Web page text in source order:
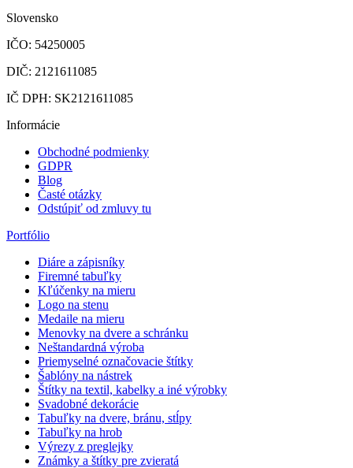
Slovensko
IČO: 54250005
DIČ: 2121611085
IČ DPH: SK2121611085
Informácie
Obchodné podmienky
GDPR
Blog
Časté otázky
Odstúpiť od zmluvy tu
Portfólio
Diáre a zápisníky
Firemné tabuľky
Kľúčenky na mieru
Logo na stenu
Medaile na mieru
Menovky na dvere a schránku
Neštandardná výroba
Priemyselné označovacie štítky
Šablóny na nástrek
Štítky na textil, kabelky a iné výrobky
Svadobné dekorácie
Tabuľky na dvere, bránu, stĺpy
Tabuľky na hrob
Výrezy z preglejky
Známky a štítky pre zvieratá